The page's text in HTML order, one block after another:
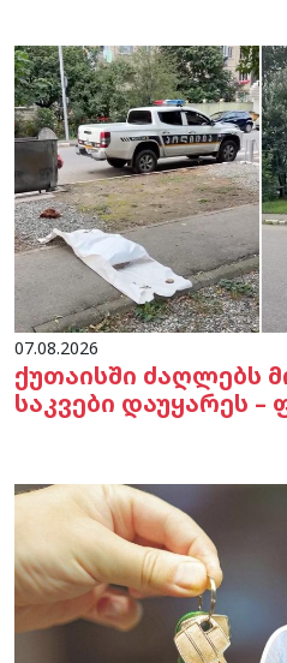
07.08.2026
ქუთაისში ძაღლებს
საკვები დაუყარეს –